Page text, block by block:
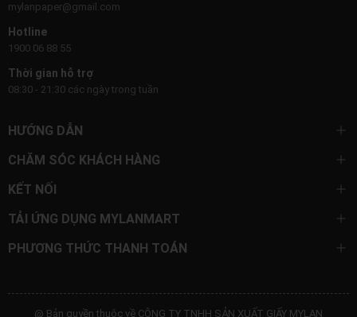
mylanpaper@gmail.com
Hotline
1900 06 88 55
Thời gian hỗ trợ
08:30 - 21:30 các ngày trong tuần
HƯỚNG DẪN
CHĂM SÓC KHÁCH HÀNG
KẾT NỐI
TẢI ỨNG DỤNG MYLANMART
PHƯƠNG THỨC THANH TOÁN
@ Bản quyền thuộc về CÔNG TY TNHH SẢN XUẤT GIẤY MYLAN